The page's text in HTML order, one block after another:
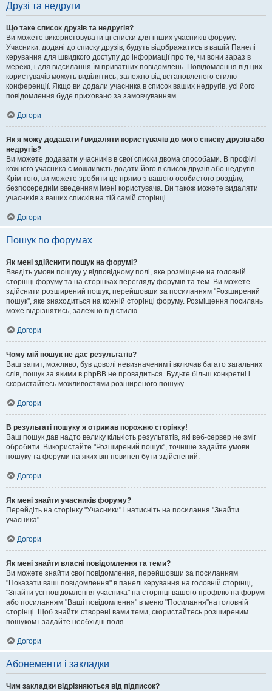
Друзі та недруги
Що таке список друзів та недругів?
Ви можете використовувати ці списки для інших учасників форуму.
Учасники, додані до списку друзів, будуть відображатись в вашій Панелі
керування для швидкого доступу до інформації про те, чи вони зараз в
мережі, і для відсилання їм приватних повідомлень. Повідомлення від цих
користувачів можуть виділятись, залежно від встановленого стилю
конференції. Якщо ви додали учасника в список ваших недругів, усі його
повідомлення буде приховано за замовчуванням.
Догори
Як я можу додавати / видаляти користувачів до мого списку друзів або
недругів?
Ви можете додавати учасників в свої списки двома способами. В профілі
кожного учасника є можливість додати його в список друзів або недругів.
Крім того, ви можете зробити це прямо з вашого особистого розділу,
безпосереднім введенням імені користувача. Ви також можете видаляти
учасників з ваших списків на тій самій сторінці.
Догори
Пошук по форумах
Як мені здійснити пошук на форумі?
Введіть умови пошуку у відповідному полі, яке розміщене на головній
сторінці форуму та на сторінках перегляду форумів та тем. Ви можете
здійснити розширений пошук, перейшовши за посиланням "Розширений
пошук", яке знаходиться на кожній сторінці форуму. Розміщення посилань
може відрізнятись, залежно від стилю.
Догори
Чому мій пошук не дає результатів?
Ваш запит, можливо, був доволі невизначеним і включав багато загальних
слів, пошук за якими в phpBB не провадиться. Будьте більш конкретні і
скористайтесь можливостями розширеного пошуку.
Догори
В результаті пошуку я отримав порожню сторінку!
Ваш пошук дав надто велику кількість результатів, які веб-сервер не зміг
обробити. Використайте "Розширений пошук", точніше задайте умови
пошуку та форуми на яких він повинен бути здійснений.
Догори
Як мені знайти учасників форуму?
Перейдіть на сторінку "Учасники" і натисніть на посилання "Знайти
учасника".
Догори
Як мені знайти власні повідомлення та теми?
Ви можете знайти свої повідомлення, перейшовши за посиланням
"Показати ваші повідомлення" в панелі керування на головній сторінці,
"Знайти усі повідомлення учасника" на сторінці вашого профілю на форумі
або посиланням "Ваші повідомлення" в меню "Посилання"на головній
сторінці. Щоб знайти створені вами теми, скористайтесь розширеним
пошуком і задайте необхідні поля.
Догори
Абонементи і закладки
Чим закладки відрізняються від підписок?